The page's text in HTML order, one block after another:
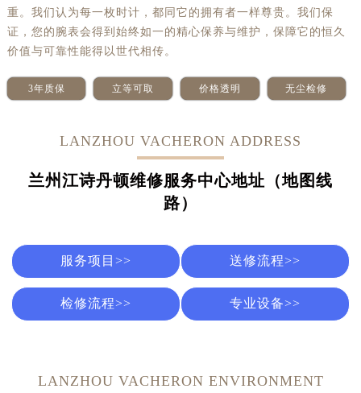
重。我们认为每一枚时计，都同它的拥有者一样尊贵。我们保
证，您的腕表会得到始终如一的精心保养与维护，保障它的恒久
价值与可靠性能得以世代相传。
3年质保 立等可取 价格透明 无尘检修
LANZHOU VACHERON ADDRESS
兰州江诗丹顿维修服务中心地址（地图线
路）
服务项目>> 送修流程>>
检修流程>> 专业设备>>
LANZHOU VACHERON ENVIRONMENT